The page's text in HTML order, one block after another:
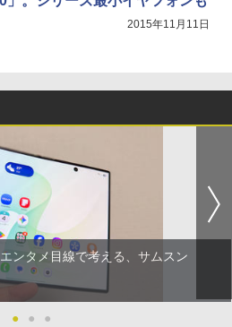
2015年11月11日
ンタメ目線で考える、サムスン
● ● ●